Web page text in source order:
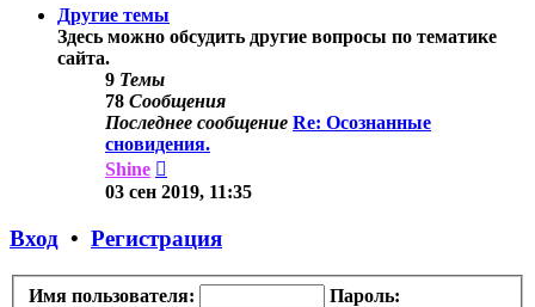
сообщению
Другие темы
Здесь можно обсудить другие вопросы по тематике
сайта.
9 Темы
78 Сообщения
Последнее сообщение Re: Осознанные
сновидения.
Shine
к
03 сен 2019, 11:35
Вход • Регистрация
Имя пользователя: Пароль: